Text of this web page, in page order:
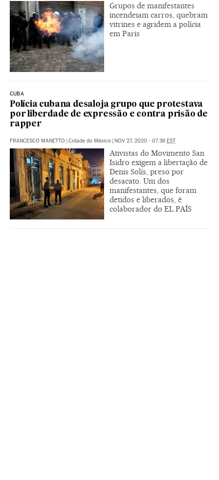
Grupos de manifestantes
incendeiam carros, quebram
vitrines e agridem a polícia
em Paris
CUBA
Polícia cubana desaloja grupo que protestava
por liberdade de expressão e contra prisão de
rapper
FRANCESCO MANETTO | Cidade do México | NOV 27, 2020 - 07:36 EST
Ativistas do Movimento San
Isidro exigem a libertação de
Denis Solís, preso por
desacato. Um dos
manifestantes, que foram
detidos e liberados, é
colaborador do EL PAÍS